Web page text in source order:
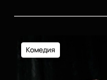
Комедия